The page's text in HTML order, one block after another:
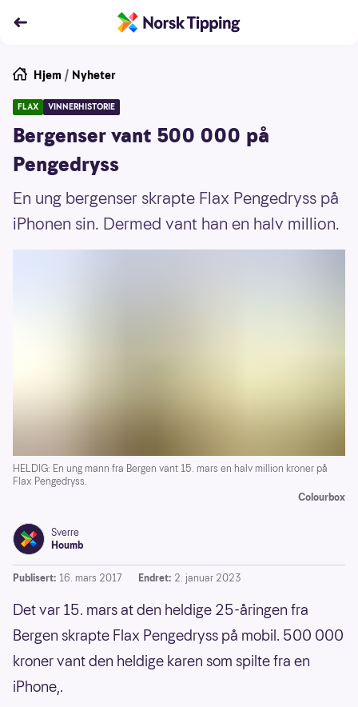
Hjem / Nyheter
FLAX VINNERHISTORIE
Bergenser vant 500 000 på
Pengedryss
En ung bergenser skrapte Flax Pengedryss på
iPhonen sin. Dermed vant han en halv million.
HELDIG: En ung mann fra Bergen vant 15. mars en halv million kroner på
Flax Pengedryss.
Colourbox
Sverre
Houmb
Publisert: 16. mars 2017 Endret: 2. januar 2023
Det var 15. mars at den heldige 25-åringen fra
Bergen skrapte Flax Pengedryss på mobil. 500 000
kroner vant den heldige karen som spilte fra en
iPhone,.